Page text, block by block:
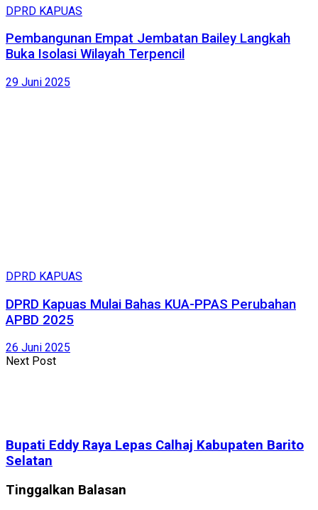
DPRD KAPUAS
Pembangunan Empat Jembatan Bailey Langkah
Buka Isolasi Wilayah Terpencil
29 Juni 2025
DPRD KAPUAS
DPRD Kapuas Mulai Bahas KUA-PPAS Perubahan
APBD 2025
26 Juni 2025
Next Post
Bupati Eddy Raya Lepas Calhaj Kabupaten Barito
Selatan
Tinggalkan Balasan